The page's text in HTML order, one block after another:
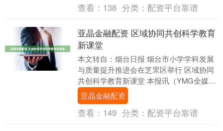
查看： 138 分类： 配资平台靠谱
亚晶金融配资 区域协同共创科学教育
新课堂
本文转自：烟台日报 烟台市小学学科发展
与质量提升推进会在芝罘区举行 区域协同
共创科学教育新课堂 本报讯（YMG全媒体
记者 徐峰 通讯员 贺伟伟）近日，“烟台市
小....
亚晶金融配资
查看： 149 分类： 配资平台靠谱